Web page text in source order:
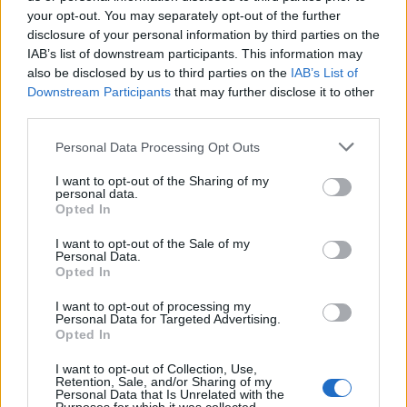
your opt-out. You may separately opt-out of the further
disclosure of your personal information by third parties on the
IAB’s list of downstream participants. This information may
also be disclosed by us to third parties on the IAB’s List of
Downstream Participants that may further disclose it to other
Personal Data Processing Opt Outs
I want to opt-out of the Sharing of my
personal data.
Opted In
I want to opt-out of the Sale of my
Personal Data.
Opted In
I want to opt-out of processing my
Personal Data for Targeted Advertising.
Opted In
I want to opt-out of Collection, Use,
Retention, Sale, and/or Sharing of my
Personal Data that Is Unrelated with the
τραπέζι του.
Μάλιστα, ο θρύλος του NBA παρατηρούσε με
ενδιαφέρον τα θαλασσινά και δεν δίστασε να
βγάλει φωτογραφίες, εντυπωσιασμένος από την
Ωστόσο, αυτό που συζητήθηκε περισσότερο μετά
προσωπικό του καταστήματος. Κατά την
αποχώρησή του,
φιλοδώρημα που αντιστοιχούσε περίπου στο 50%
του συνολικού λογαριασμού,αφήνοντας